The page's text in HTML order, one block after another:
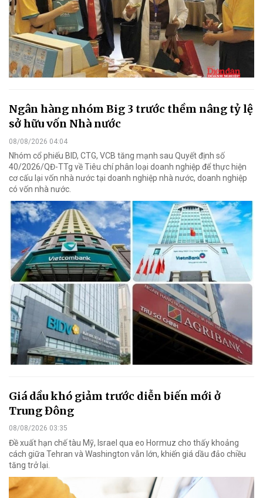
Ngân hàng nhóm Big 3 trước thềm nâng tỷ lệ
sở hữu vốn Nhà nước
08/08/2026 04:04
Nhóm cổ phiếu BID, CTG, VCB tăng mạnh sau Quyết định số
40/2026/QĐ-TTg về Tiêu chí phân loại doanh nghiệp để thực hiện
cơ cấu lại vốn nhà nước tại doanh nghiệp nhà nước, doanh nghiệp
có vốn nhà nước.
Giá dầu khó giảm trước diễn biến mới ở
Trung Đông
08/08/2026 03:35
Đề xuất hạn chế tàu Mỹ, Israel qua eo Hormuz cho thấy khoảng
cách giữa Tehran và Washington vẫn lớn, khiến giá dầu đảo chiều
tăng trở lại.